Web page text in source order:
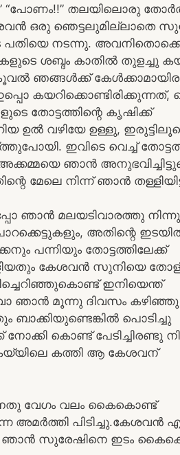
തലയിലൊരു
ഒരു ഞെട്ടലുമില്ലാതെ
പതിയെ നടന്നു.
ശബ്ദം കാതിൽ തുളച്ചു
ഞങ്ങൾക്ക്
കയറിക്കൊണ്ടിരിക്കുന്നത്,
തോട്ടത്തിന്റെ കൃഷിക്ക്
ഉൽ വഴിയേ ഉള്ളു,
ഇവിടെ വെച്ച്
ഞാൻ
മേലെ നിന്ന് ഞാൻ
ഞാൻ മലയടിവാരത്തു
അതിന്റെ
പന്നിയും തോട്ടത്തിലേക്ക്
കേശവൻ സുനിയെ
ഇനിയെന്ത്
ഞാൻ മൂന്നു ദിവസം കഴിഞ്ഞു
പൊടിച്ചു
കൊണ്ട് പേടിച്ചിരണ്ടു
കത്തി ആ കേശവന്
വേഗം വലം കൈകൊണ്ട്
അമർത്തി പിടിച്ചു.കേശവൻ
ഞാൻ സുരേഷിനെ ഇടം